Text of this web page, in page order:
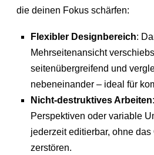
die deinen Fokus schärfen:
Flexibler Designbereich:
Mehrseitenansicht
seitenübergreifend und
nebeneinander – ideal für
Nicht-destruktives Arbeiten
Perspektiven oder variable
jederzeit editierbar, ohne
zerstören.